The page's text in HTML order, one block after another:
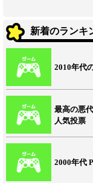
新着のランキ
2010年代
最高の悪
人気投票
2000年代